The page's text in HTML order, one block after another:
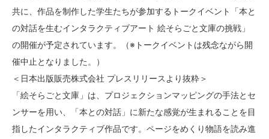
共に、作品を制作した学生たちが参加するトークイベント「本と
の対話を生むインタラクティブアート 絵そらごと文庫の挑戦」
の開催が予定されています。（※トークイベントは残念ながら開
催中止となりました。）
＜日本出版販売株式会社 プレスリリースより抜粋＞
「絵そらごと文庫」は、プロジェクションマッピングの手法とセ
ンサーを用い、「本との対話」に新たな感覚が生まれることを目
指したインタラクティブ作品です。ページをめくり物語を読み進